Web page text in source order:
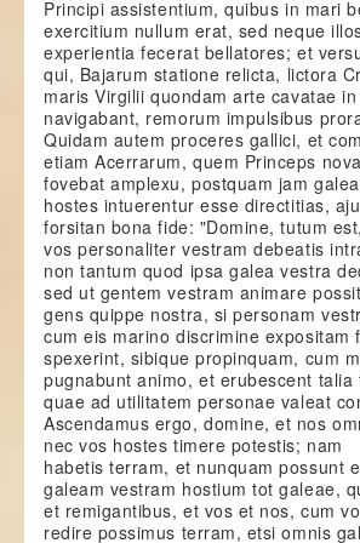
Principi assistentium, quibus in mari
exercitium nullum erat, sed neque
experientia fecerat bellatores; et
qui, Bajarum statione relicta, lictora
maris Virgilii quondam arte cavatae
navigabant, remorum impulsibus
Quidam autem proceres gallici, et
etiam Acerrarum, quem Princeps
fovebat amplexu, postquam jam
hostes intuerentur esse directitias,
forsitan bona fide: "Domine, tutum
vos personaliter vestram debeatis
non tantum quod ipsa galea vestra
sed ut gentem vestram animare
gens quippe nostra, si personam
cum eis marino discrimine expositam
spexerint, sibique propinquam, cum
pugnabunt animo, et erubescent talia
quae ad utilitatem personae valeat
Ascendamus ergo, domine, et nos
nec vos hostes timere potestis; nam
habetis terram, et nunquam possunt
galeam vestram hostium tot galeae,
et remigantibus, et vos et nos, cum
redire possimus terram, etsi omnis